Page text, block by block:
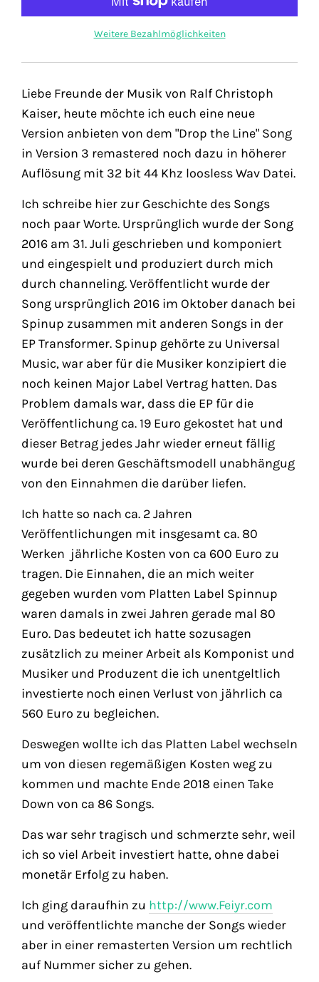
Weitere Bezahlmöglichkeiten
Liebe Freunde der Musik von Ralf Christoph
Kaiser, heute möchte ich euch eine neue
Version anbieten von dem "Drop the Line" Song
in Version 3 remastered noch dazu in höherer
Auflösung mit 32 bit 44 Khz loosless Wav Datei.
Ich schreibe hier zur Geschichte des Songs
noch paar Worte. Ursprünglich wurde der Song
2016 am 31. Juli geschrieben und komponiert
und eingespielt und produziert durch mich
durch channeling. Veröffentlicht wurde der
Song ursprünglich 2016 im Oktober danach bei
Spinup zusammen mit anderen Songs in der
EP Transformer. Spinup gehörte zu Universal
Music, war aber für die Musiker konzipiert die
noch keinen Major Label Vertrag hatten. Das
Problem damals war, dass die EP für die
Veröffentlichung ca. 19 Euro gekostet hat und
dieser Betrag jedes Jahr wieder erneut fällig
wurde bei deren Geschäftsmodell unabhängug
von den Einnahmen die darüber liefen.
Ich hatte so nach ca. 2 Jahren
Veröffentlichungen mit insgesamt ca. 80
Werken jährliche Kosten von ca 600 Euro zu
tragen. Die Einnahen, die an mich weiter
gegeben wurden vom Platten Label Spinnup
waren damals in zwei Jahren gerade mal 80
Euro. Das bedeutet ich hatte sozusagen
zusätzlich zu meiner Arbeit als Komponist und
Musiker und Produzent die ich unentgeltlich
investierte noch einen Verlust von jährlich ca
560 Euro zu begleichen.
Deswegen wollte ich das Platten Label wechseln
um von diesen regemäßigen Kosten weg zu
kommen und machte Ende 2018 einen Take
Down von ca 86 Songs.
Das war sehr tragisch und schmerzte sehr, weil
ich so viel Arbeit investiert hatte, ohne dabei
monetär Erfolg zu haben.
Ich ging daraufhin zu http://www.Feiyr.com
und veröffentlichte manche der Songs wieder
aber in einer remasterten Version um rechtlich
auf Nummer sicher zu gehen.